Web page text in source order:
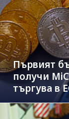
Първият
получи
търгува в